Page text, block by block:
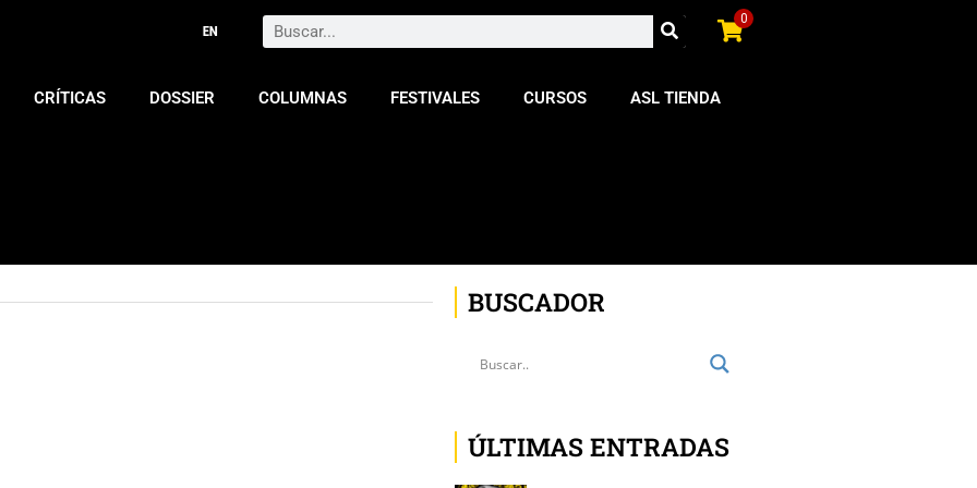
Search 0
CRÍTICAS DOSSIER COLUMNAS FESTIVALES CURSOS ASL TIENDA
BUSCADOR
ÚLTIMAS ENTRADAS